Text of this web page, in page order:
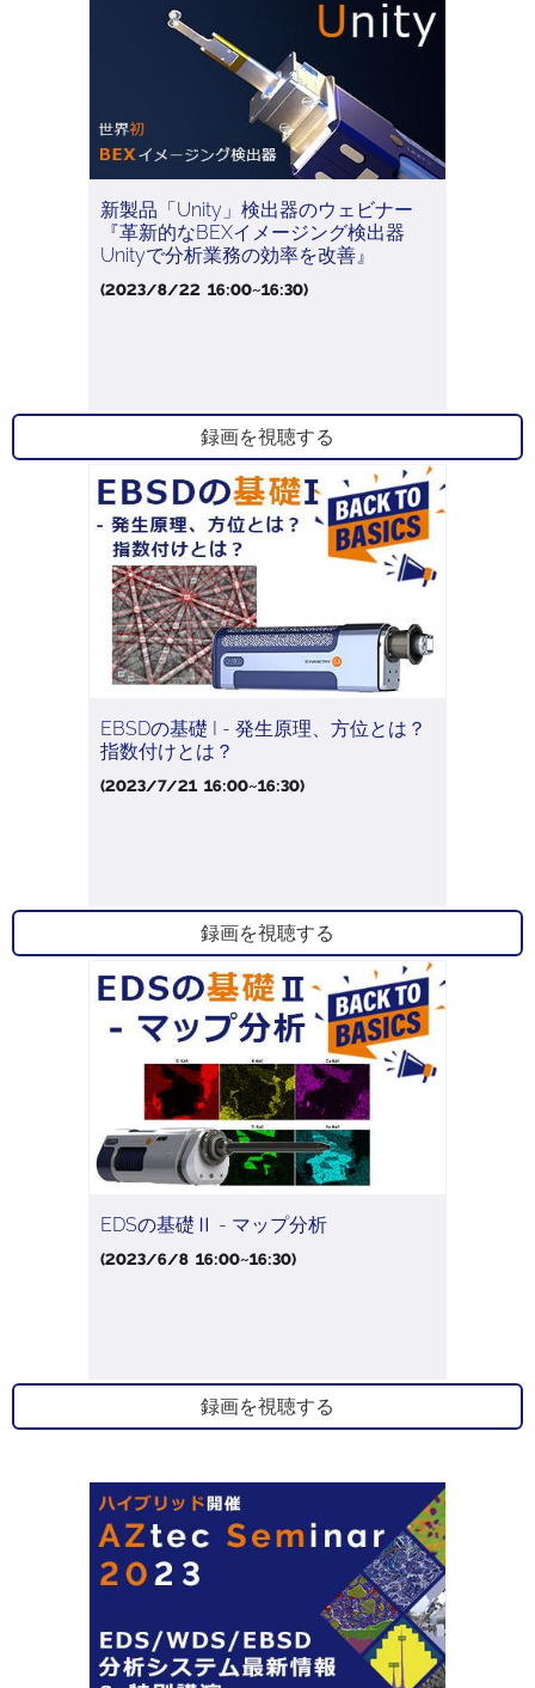
新製品「Unity」検出器のウェビナー
『革新的なBEXイメージング検出器
Unityで分析業務の効率を改善』
(2023/8/22 16:00~16:30)
録画を視聴する
EBSDの基礎 I - 発生原理、方位とは？
指数付けとは？
(2023/7/21 16:00~16:30)
録画を視聴する
EDSの基礎Ⅱ - マップ分析
(2023/6/8 16:00~16:30)
録画を視聴する